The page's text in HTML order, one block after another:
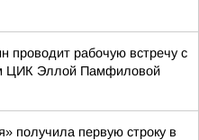
проводит рабочую встречу с
ЦИК Эллой Памфиловой
получила первую строку в